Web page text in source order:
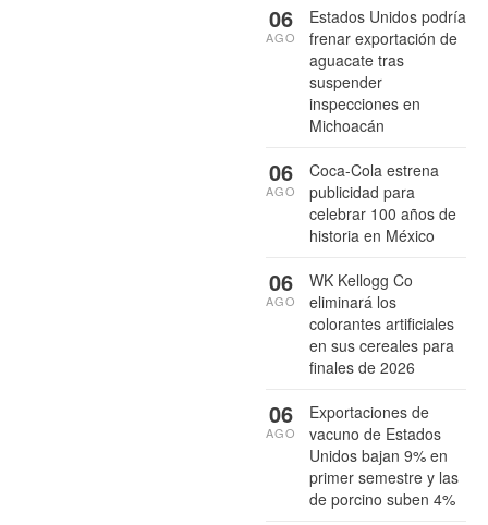
Estados Unidos podría
frenar exportación de
aguacate tras
suspender
inspecciones en
Michoacán
06
AGO
Coca-Cola estrena
publicidad para
celebrar 100 años de
historia en México
06
AGO
WK Kellogg Co
eliminará los
colorantes artificiales
en sus cereales para
finales de 2026
06
AGO
Exportaciones de
vacuno de Estados
Unidos bajan 9% en
primer semestre y las
de porcino suben 4%
06
AGO